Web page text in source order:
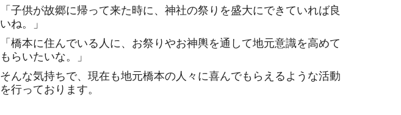
「子供が故郷に帰って来た時に、神社の祭りを盛大にできていれば良
いね。」
「橋本に住んでいる人に、お祭りやお神輿を通して地元意識を高めて
もらいたいな。」
そんな気持ちで、現在も地元橋本の人々に喜んでもらえるような活動
を行っております。